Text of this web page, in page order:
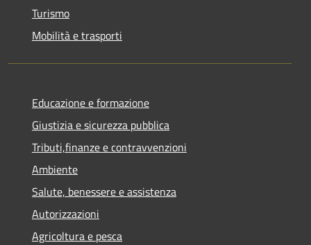
Turismo
Mobilità e trasporti
Educazione e formazione
Giustizia e sicurezza pubblica
Tributi,finanze e contravvenzioni
Ambiente
Salute, benessere e assistenza
Autorizzazioni
Agricoltura e pesca